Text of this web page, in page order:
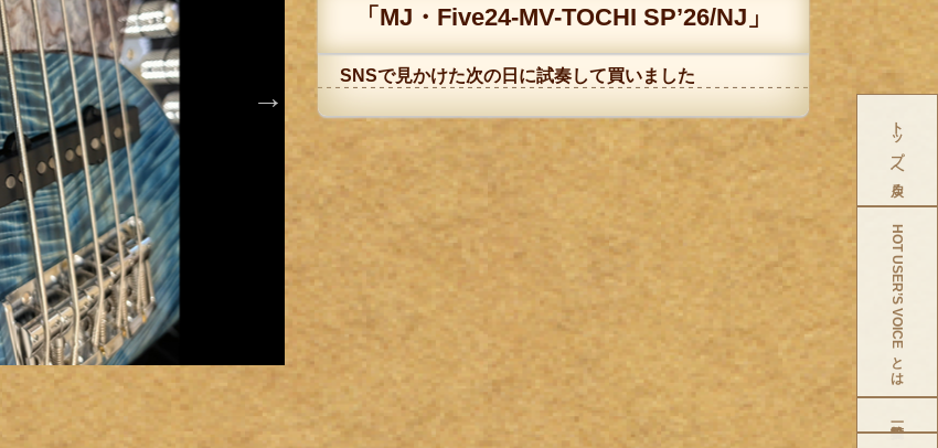
トップへ戻る
HOT USER’S VOICEとは
「MJ・Five24-MV-TOCHI SP’26/NJ」
SNSで見かけた次の日に試奏して買いました